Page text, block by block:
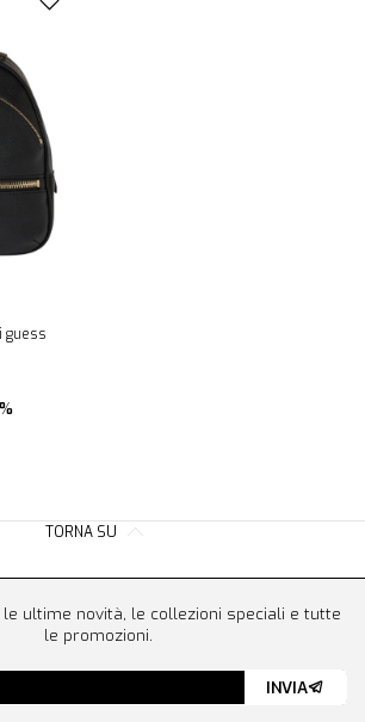
guess
TORNA SU
ultime novità, le collezioni speciali e tutte
le promozioni.
INVIA